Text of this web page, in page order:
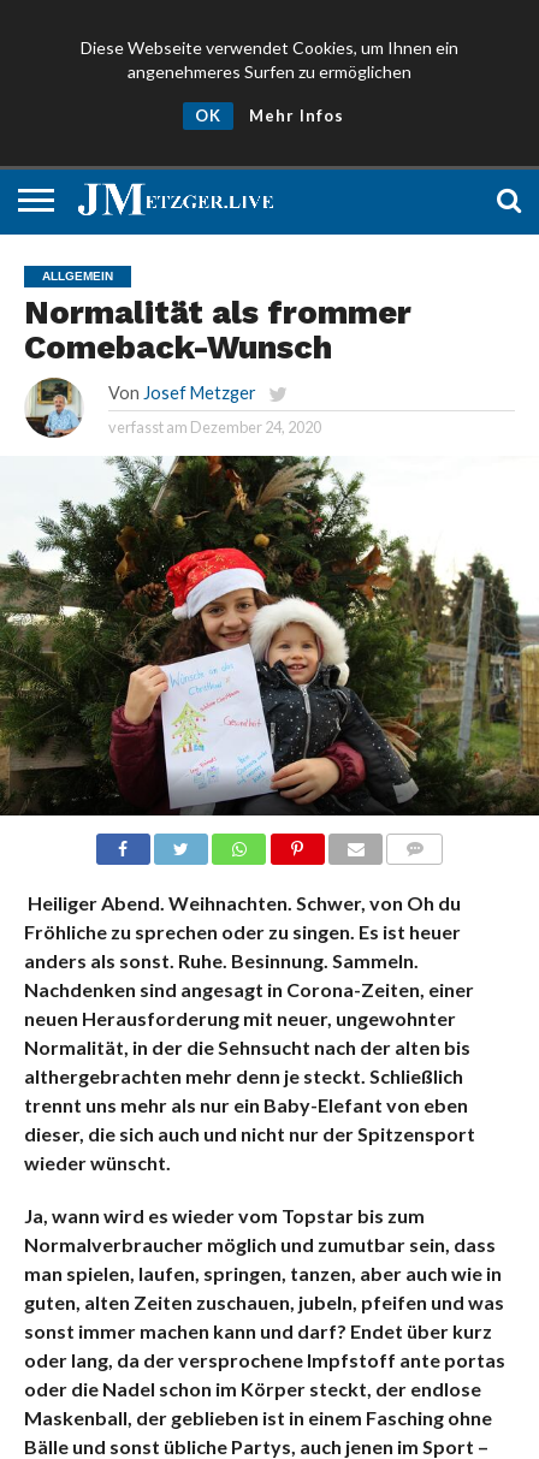
Diese Webseite verwendet Cookies, um Ihnen ein
angenehmeres Surfen zu ermöglichen
OK Mehr Infos
ALLGEMEIN
Normalität als frommer
Comeback-Wunsch
Von Josef Metzger
verfasst am Dezember 24, 2020
Heiliger Abend. Weihnachten. Schwer, von Oh du
Fröhliche zu sprechen oder zu singen. Es ist heuer
anders als sonst. Ruhe. Besinnung. Sammeln.
Nachdenken sind angesagt in Corona-Zeiten, einer
neuen Herausforderung mit neuer, ungewohnter
Normalität, in der die Sehnsucht nach der alten bis
althergebrachten mehr denn je steckt. Schließlich
trennt uns mehr als nur ein Baby-Elefant von eben
dieser, die sich auch und nicht nur der Spitzensport
wieder wünscht.
Ja, wann wird es wieder vom Topstar bis zum
Normalverbraucher möglich und zumutbar sein, dass
man spielen, laufen, springen, tanzen, aber auch wie in
guten, alten Zeiten zuschauen, jubeln, pfeifen und was
sonst immer machen kann und darf? Endet über kurz
oder lang, da der versprochene Impfstoff ante portas
oder die Nadel schon im Körper steckt, der endlose
Maskenball, der geblieben ist in einem Fasching ohne
Bälle und sonst übliche Partys, auch jenen im Sport –